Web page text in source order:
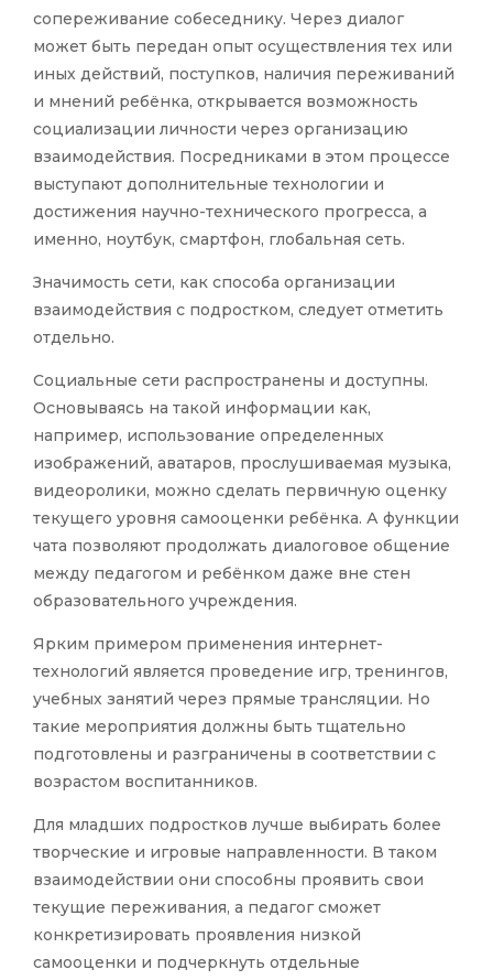
сопереживание собеседнику. Через диалог
может быть передан опыт осуществления тех или
иных действий, поступков, наличия переживаний
и мнений ребёнка, открывается возможность
социализации личности через организацию
взаимодействия. Посредниками в этом процессе
выступают дополнительные технологии и
достижения научно-технического прогресса, а
именно, ноутбук, смартфон, глобальная сеть.
Значимость сети, как способа организации
взаимодействия с подростком, следует отметить
отдельно.
Социальные сети распространены и доступны.
Основываясь на такой информации как,
например, использование определенных
изображений, аватаров, прослушиваемая музыка,
видеоролики, можно сделать первичную оценку
текущего уровня самооценки ребёнка. А функции
чата позволяют продолжать диалоговое общение
между педагогом и ребёнком даже вне стен
образовательного учреждения.
Ярким примером применения интернет-
технологий является проведение игр, тренингов,
учебных занятий через прямые трансляции. Но
такие мероприятия должны быть тщательно
подготовлены и разграничены в соответствии с
возрастом воспитанников.
Для младших подростков лучше выбирать более
творческие и игровые направленности. В таком
взаимодействии они способны проявить свои
текущие переживания, а педагог сможет
конкретизировать проявления низкой
самооценки и подчеркнуть отдельные